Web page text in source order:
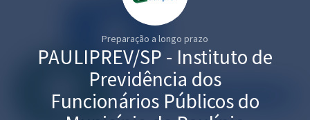
Preparação a longo prazo
PAULIPREV/SP - Instituto de
Previdência dos
Funcionários Públicos do